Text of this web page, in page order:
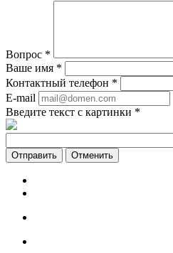
Вопрос *
Ваше имя *
Контактный телефон *
E-mail
Введите текст с картинки *
Отменить